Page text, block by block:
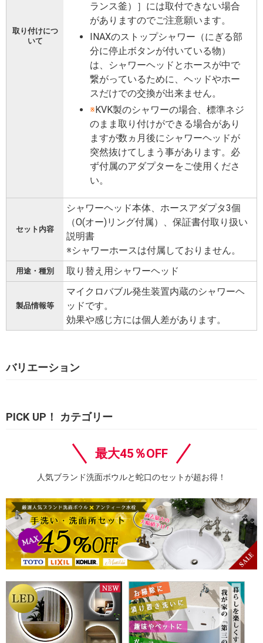
取り付けにつ
いて
ランス釜）］には取付できない場合
がありますのでご注意願います。
INAXのストップシャワー（にぎる部
分に停止ボタンが付いている物）
は、シャワーヘッドとホースが中で
繋がっているために、ヘッドやホー
スだけでの交換が出来ません。
※KVK製のシャワーの場合、標準ネジ
のまま取り付けができる場合があり
ますが数ヵ月後にシャワーヘッドが
突然抜けてしまう事があります。必
ず付属のアダプターをご使用くださ
い。
セット内容
シャワーヘッド本体、ホースアダプタ3個
（O(オー)リング付属）、保証書付取り扱い
説明書
※シャワーホースは付属しておりません。
用途・種別 取り替え用シャワーヘッド
製品情報等
マイクロバブル発生装置内蔵のシャワーヘ
ッドです。
効果や感じ方には個人差があります。
バリエーション
PICK UP！ カテゴリー
最大45％OFF
人気ブランド洗面ボウルと蛇口のセットが超お得！